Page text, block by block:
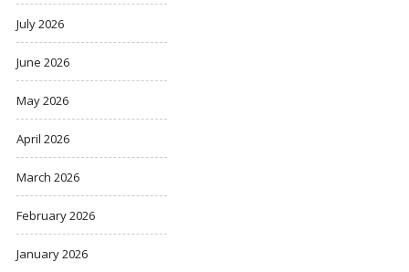
July 2026
June 2026
May 2026
April 2026
March 2026
February 2026
January 2026